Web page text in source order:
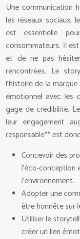
Une communication
les réseaux sociaux,
est essentielle
consommateurs. Il
et de ne pas
rencontrées. Le
l’histoire de la
émotionnel avec les
gage de crédibilité.
leur engagement
responsable** est
Concevoir des
l’éco-conception
l’environnement.
Adopter une
être honnête sur
Utiliser le
créer un lien